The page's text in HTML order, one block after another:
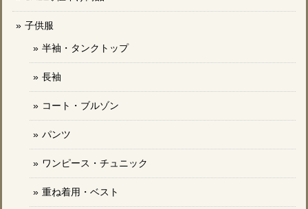
子供服
半袖・タンクトップ
長袖
コート・ブルゾン
パンツ
ワンピース・チュニック
重ね着用・ベスト